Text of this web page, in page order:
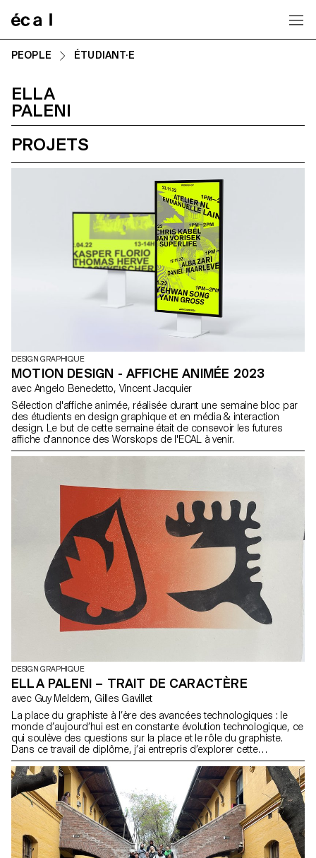
PEOPLE ÉTUDIANT·E
ELLA
PALENI
PROJETS
DESIGN GRAPHIQUE
MOTION DESIGN - AFFICHE ANIMÉE 2023
avec Angelo Benedetto, Vincent Jacquier
Sélection d'affiche animée, réalisée durant une semaine bloc par
des étudients en design graphique et en média & interaction
design. Le but de cette semaine était de consevoir les futures
affiche d'annonce des Worskops de l'ECAL à venir.
DESIGN GRAPHIQUE
ELLA PALENI – TRAIT DE CARACTÈRE
avec Guy Meldem, Gilles Gavillet
La place du graphiste à l’ère des avancées technologiques : le
monde d’aujourd’hui est en constante évolution technologique, ce
qui soulève des questions sur la place et le rôle du graphiste.
Dans ce travail de diplôme, j’ai entrepris d’explorer cette
problématique en adoptant une approche résolument manuelle et
artisanale. J’ai créé un livre de A à Z en utilisant des techniques
traditionnelles de fabrication, de l’élaboration du papier à la reliure
finale. En m’éloignant de la digitalisation omniprésente, j’ai
souhaité exprimer un besoin de revenir à l’essence même du
métier de graphiste. Ce projet met en lumière les avantages d’une
approche artisanale dans un monde de plus en plus numérique. Il
encourage la réflexion sur les compétences spécifiques que les
graphistes peuvent apporter.